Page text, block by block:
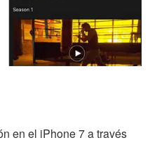
en el iPhone 7 a través